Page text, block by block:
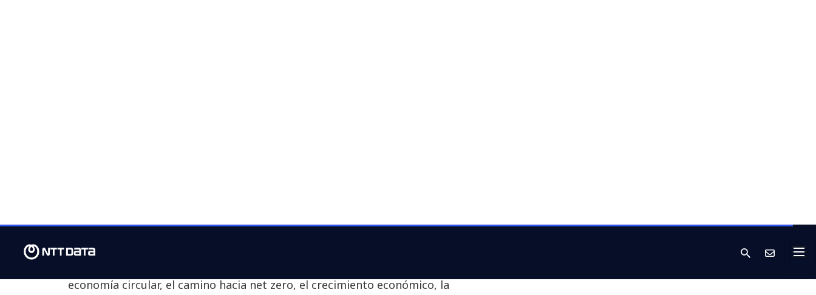
diverso y una tecnología responsable, los objetivos de la estrategia de
sostenibilidad de NTT DATA se centran en prioridades clave identificadas
economía circular, el camino hacia net zero, el crecimiento económico, la